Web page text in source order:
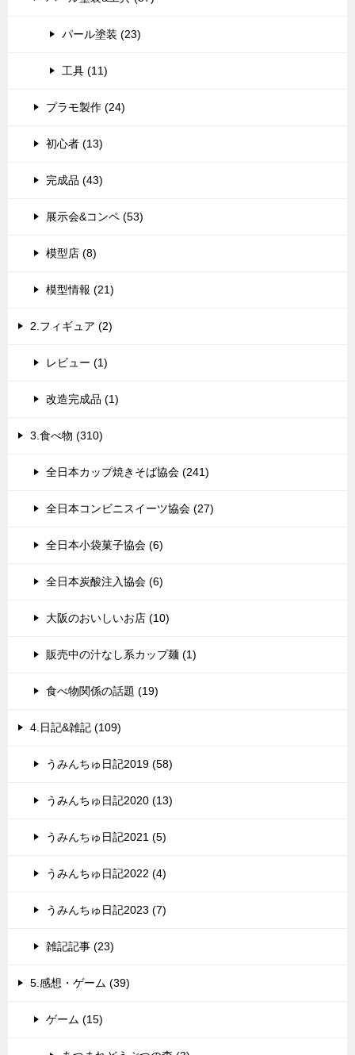
パール塗装 (23)
工具 (11)
プラモ製作 (24)
初心者 (13)
完成品 (43)
展示会&コンペ (53)
模型店 (8)
模型情報 (21)
2.フィギュア (2)
レビュー (1)
改造完成品 (1)
3.食べ物 (310)
全日本カップ焼きそば協会 (241)
全日本コンビニスイーツ協会 (27)
全日本小袋菓子協会 (6)
全日本炭酸注入協会 (6)
大阪のおいしいお店 (10)
販売中の汁なし系カップ麺 (1)
食べ物関係の話題 (19)
4.日記&雑記 (109)
うみんちゅ日記2019 (58)
うみんちゅ日記2020 (13)
うみんちゅ日記2021 (5)
うみんちゅ日記2022 (4)
うみんちゅ日記2023 (7)
雑記記事 (23)
5.感想・ゲーム (39)
ゲーム (15)